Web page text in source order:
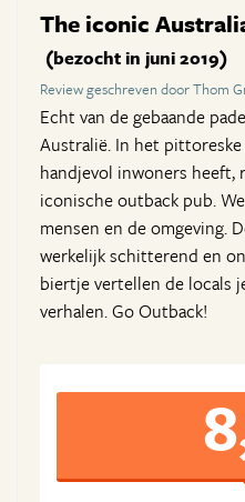
The iconic
(bezocht in juni 2019)
Review geschreven door Thom
Echt van de gebaande
Australië. In het
handjevol inwoners heeft,
iconische outback pub.
mensen en de omgeving.
werkelijk schitterend en
biertje vertellen de locals
verhalen. Go Outback!